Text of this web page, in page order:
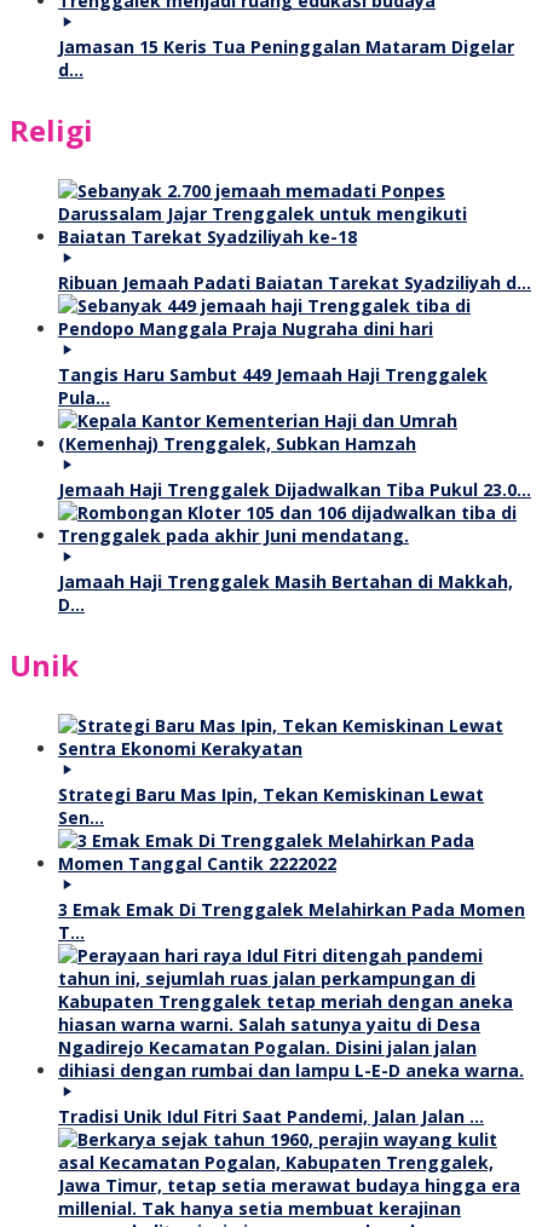
Jamasan 15 Keris Tua Peninggalan Mataram Digelar
d…
Religi
Ribuan Jemaah Padati Baiatan Tarekat Syadziliyah d…
Tangis Haru Sambut 449 Jemaah Haji Trenggalek
Pula…
Jemaah Haji Trenggalek Dijadwalkan Tiba Pukul 23.0…
Jamaah Haji Trenggalek Masih Bertahan di Makkah,
D…
Unik
Strategi Baru Mas Ipin, Tekan Kemiskinan Lewat
Sen…
3 Emak Emak Di Trenggalek Melahirkan Pada Momen
T…
Tradisi Unik Idul Fitri Saat Pandemi, Jalan Jalan …